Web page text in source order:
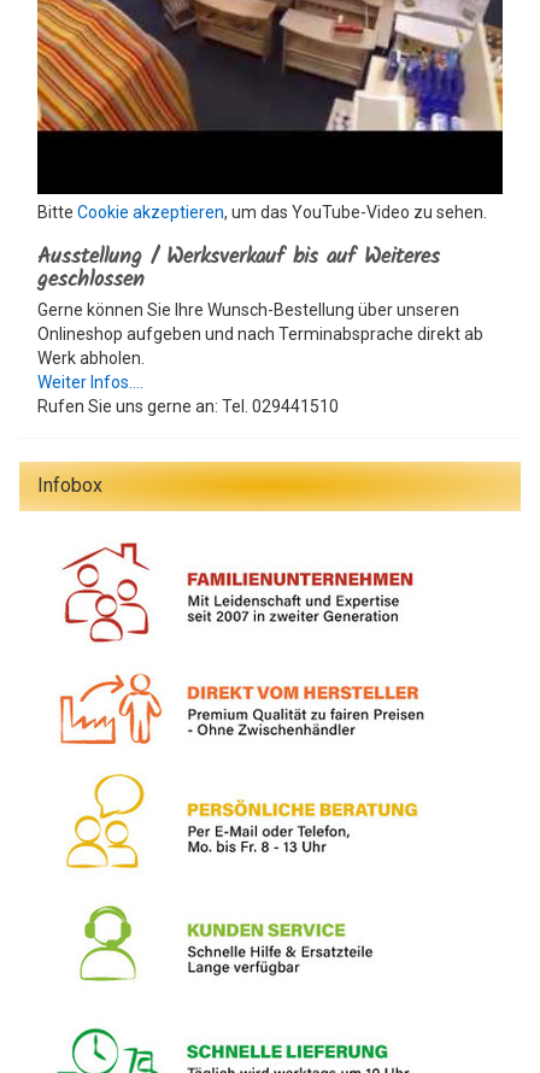
Bitte Cookie akzeptieren, um das YouTube-Video zu sehen.
Ausstellung / Werksverkauf bis auf Weiteres
geschlossen
Gerne können Sie Ihre Wunsch-Bestellung über unseren
Onlineshop aufgeben und nach Terminabsprache direkt ab
Werk abholen.
Weiter Infos....
Rufen Sie uns gerne an: Tel. 029441510
Infobox